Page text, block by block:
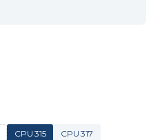
CPU 315
CPU 317